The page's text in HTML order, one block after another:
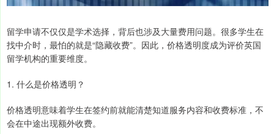
留学申请不仅仅是学术选择，背后也涉及大量费用问题。很多学生在
找中介时，最怕的就是“隐藏收费”。因此，价格透明度成为评价英国
留学机构的重要维度。
1. 什么是价格透明？
价格透明意味着学生在签约前就能清楚知道服务内容和收费标准，不
会在中途出现额外收费。